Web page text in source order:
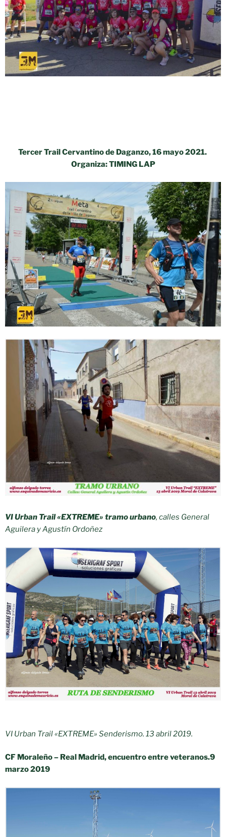
Tercer Trail Cervantino de Daganzo, 16 mayo 2021.
Organiza: TIMING LAP
VI Urban Trail «EXTREME» tramo urbano, calles General
Aguilera y Agustín Ordoñez
VI Urban Trail «EXTREME» Senderismo. 13 abril 2019.
CF Moraleño – Real Madrid, encuentro entre veteranos.9
marzo 2019